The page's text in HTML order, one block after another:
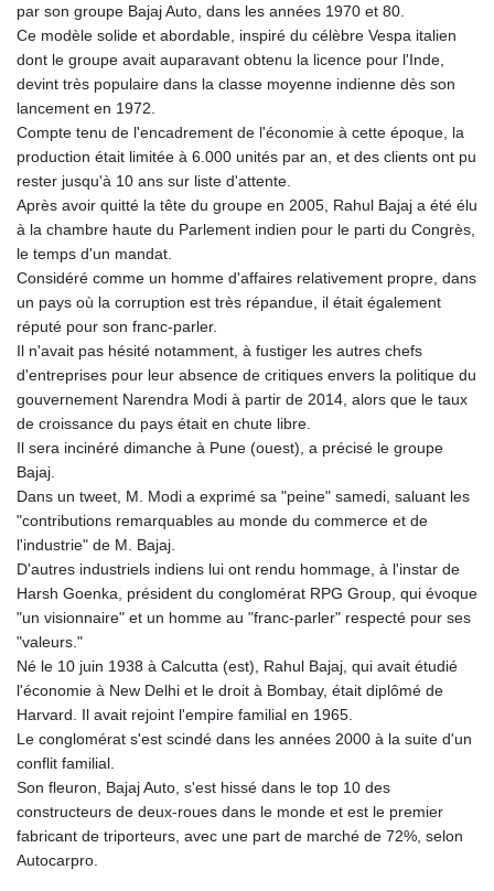
par son groupe Bajaj Auto, dans les années 1970 et 80.
Ce modèle solide et abordable, inspiré du célèbre Vespa italien
dont le groupe avait auparavant obtenu la licence pour l'Inde,
devint très populaire dans la classe moyenne indienne dès son
lancement en 1972.
Compte tenu de l'encadrement de l'économie à cette époque, la
production était limitée à 6.000 unités par an, et des clients ont pu
rester jusqu'à 10 ans sur liste d'attente.
Après avoir quitté la tête du groupe en 2005, Rahul Bajaj a été élu
à la chambre haute du Parlement indien pour le parti du Congrès,
le temps d'un mandat.
Considéré comme un homme d'affaires relativement propre, dans
un pays où la corruption est très répandue, il était également
réputé pour son franc-parler.
Il n'avait pas hésité notamment, à fustiger les autres chefs
d'entreprises pour leur absence de critiques envers la politique du
gouvernement Narendra Modi à partir de 2014, alors que le taux
de croissance du pays était en chute libre.
Il sera incinéré dimanche à Pune (ouest), a précisé le groupe
Bajaj.
Dans un tweet, M. Modi a exprimé sa "peine" samedi, saluant les
"contributions remarquables au monde du commerce et de
l'industrie" de M. Bajaj.
D'autres industriels indiens lui ont rendu hommage, à l'instar de
Harsh Goenka, président du conglomérat RPG Group, qui évoque
"un visionnaire" et un homme au "franc-parler" respecté pour ses
"valeurs."
Né le 10 juin 1938 à Calcutta (est), Rahul Bajaj, qui avait étudié
l'économie à New Delhi et le droit à Bombay, était diplômé de
Harvard. Il avait rejoint l'empire familial en 1965.
Le conglomérat s'est scindé dans les années 2000 à la suite d'un
conflit familial.
Son fleuron, Bajaj Auto, s'est hissé dans le top 10 des
constructeurs de deux-roues dans le monde et est le premier
fabricant de triporteurs, avec une part de marché de 72%, selon
Autocarpro.